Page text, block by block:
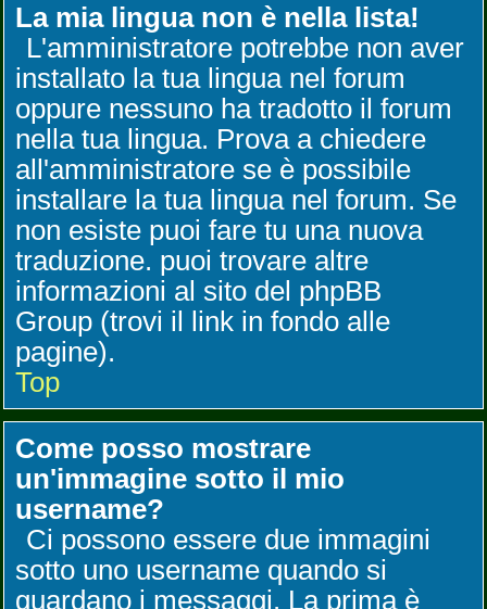
La mia lingua non è nella lista!
L'amministratore potrebbe non aver
installato la tua lingua nel forum
oppure nessuno ha tradotto il forum
nella tua lingua. Prova a chiedere
all'amministratore se è possibile
installare la tua lingua nel forum. Se
non esiste puoi fare tu una nuova
traduzione. puoi trovare altre
informazioni al sito del phpBB
Group (trovi il link in fondo alle
pagine).
Top
Come posso mostrare
un'immagine sotto il mio
username?
Ci possono essere due immagini
sotto uno username quando si
guardano i messaggi. La prima è